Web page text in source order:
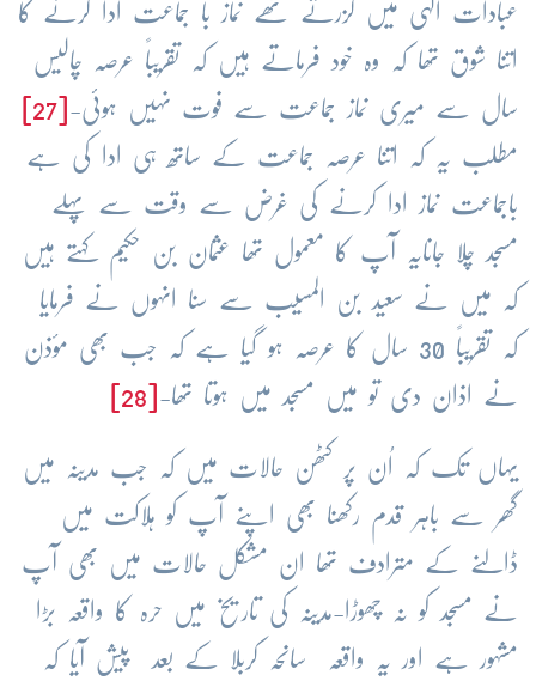
عبادات الٰہی میں گزرتے تھے نماز با جماعت ادا کرنے کا
اتنا شوق تھا کہ وہ خود فرماتے ہیں کہ تقریباً عرصہ چالیس
سال سے میری نماز جماعت سے فوت نہیں ہوئی-
مطلب یہ کہ اتنا عرصہ جماعت کے ساتھ ہی ادا کی ہے
باجماعت نماز ادا کرنے کی غرض سے وقت سے پہلے
مسجد چلا جانایہ آپ کا معمول تھا عثمان بن حکیم کہتے ہیں
کہ میں نے سعید بن المسیب سے سنا انہوں نے فرمایا
کہ تقریباً 30 سال کا عرصہ ہو گیا ہے کہ جب بھی مؤذن
نے اذان دی تو میں مسجد میں ہوتا تھا-
یہاں تک کہ اُن پر کٹھن حالات میں کہ جب مدینہ میں
گھر سے باہر قدم رکھنا بھی اپنے آپ کو ہلاکت میں
ڈالنے کے مترادف تھا ان مشکل حالات میں بھی آپ
نے مسجد کو نہ چھوڑا-مدینہ کی تاریخ میں حرہ کا واقعہ بڑا
مشہور ہے اور یہ واقعہ سانحہ کربلا کے بعد پیش آیا کہ